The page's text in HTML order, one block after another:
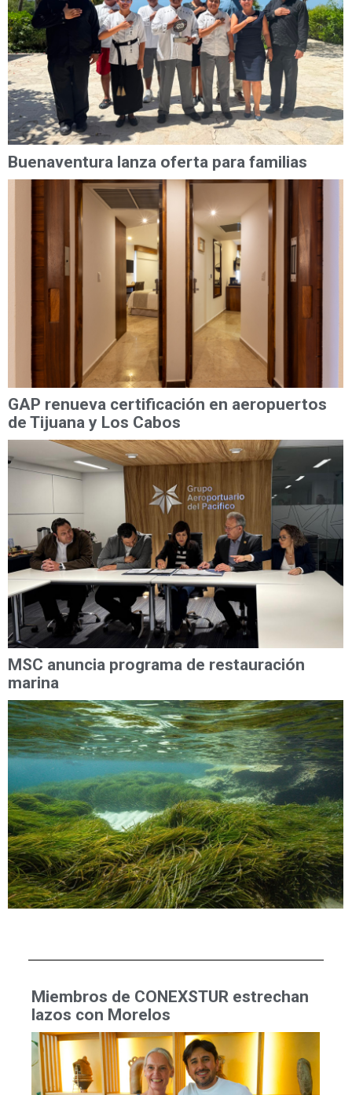
Buenaventura lanza oferta para familias
GAP renueva certificación en aeropuertos
de Tijuana y Los Cabos
MSC anuncia programa de restauración
marina
Miembros de CONEXSTUR estrechan
lazos con Morelos